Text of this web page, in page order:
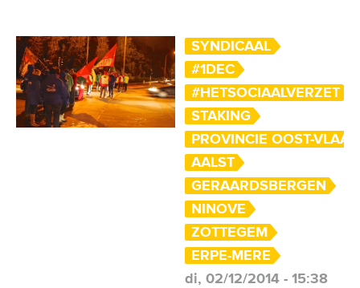
SYNDICAAL
#1DEC
#HETSOCIAALVERZET
STAKING
PROVINCIE OOST-
AALST
GERAARDSBERGEN
NINOVE
ZOTTEGEM
ERPE-MERE
di, 02/12/2014 - 15:38